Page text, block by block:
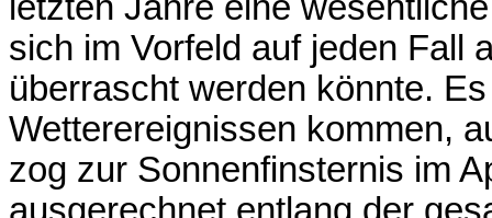
sich im Vorfeld auf jeden Fall
überrascht werden könnte.
Wetterereignissen kommen,
zog zur Sonnenfinsternis im
ausgerechnet entlang der